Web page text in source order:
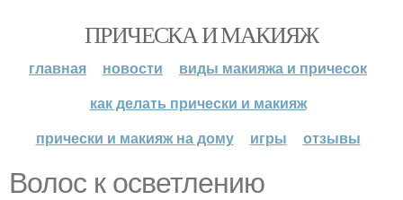
ПРИЧЕСКА И МАКИЯЖ
главная новости
виды макияжа и причесок
как делать прически и макияж
прически и макияж на дому
игры отзывы
Волос к осветлению